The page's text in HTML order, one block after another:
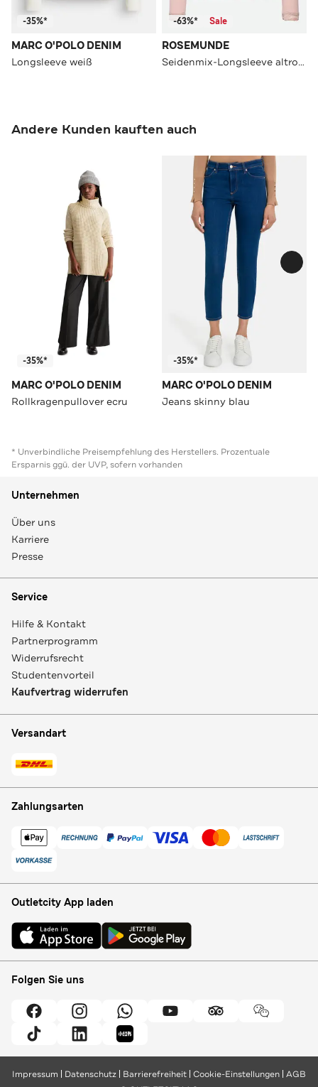
-35%*
MARC O'POLO DENIM
Longsleeve weiß
-63%* Sale
ROSEMUNDE
Seidenmix-Longsleeve altrosa
Andere Kunden kauften auch
-35%*
MARC O'POLO DENIM
Rollkragenpullover ecru
-35%*
MARC O'POLO DENIM
Jeans skinny blau
* Unverbindliche Preisempfehlung des Herstellers. Prozentuale
Ersparnis ggü. der UVP, sofern vorhanden
Unternehmen
Über uns
Karriere
Presse
Service
Hilfe & Kontakt
Partnerprogramm
Widerrufsrecht
Studentenvorteil
Kaufvertrag widerrufen
Versandart
Zahlungsarten
Outletcity App laden
Folgen Sie uns
Impressum Datenschutz Barrierefreiheit Cookie-Einstellungen AGB